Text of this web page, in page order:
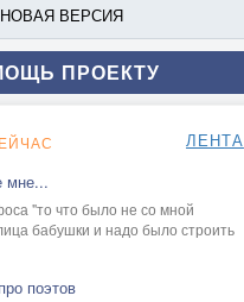
НОВАЯ ВЕРСИЯ
ПРОЕКТУ
ЛЕНТА
мне...
"то что было не со мной
бабушки и надо было строить
поэтов